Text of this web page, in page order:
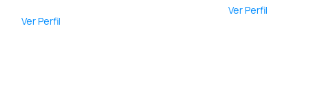
Ver Perfil
Ver Perfil